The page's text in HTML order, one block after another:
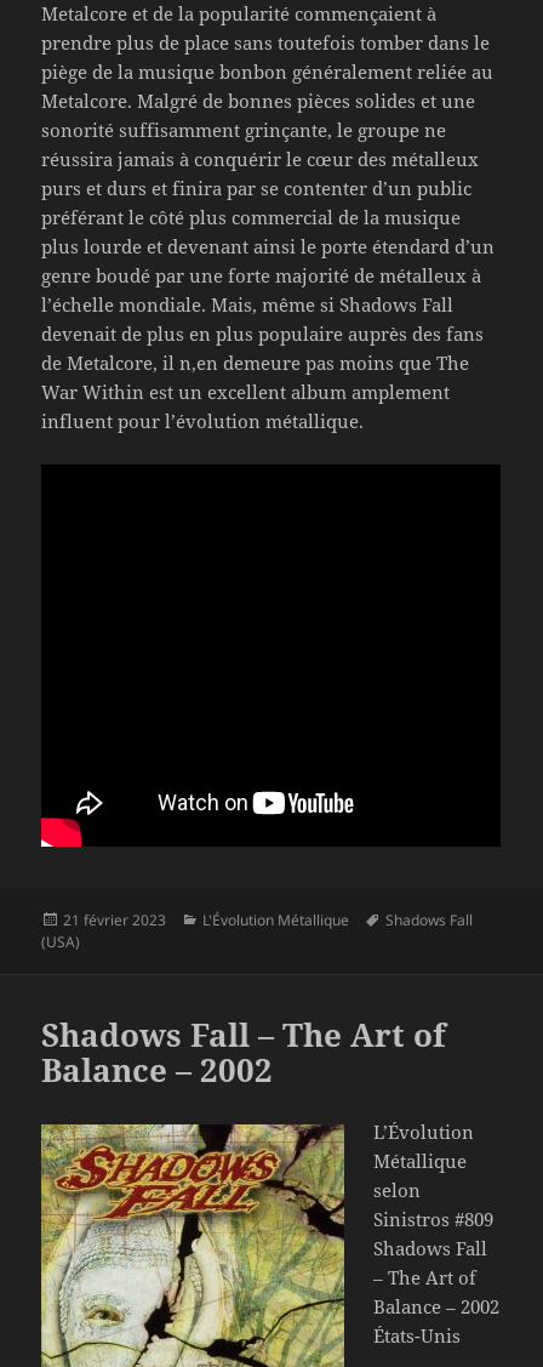
Metalcore et de la popularité commençaient à
prendre plus de place sans toutefois tomber dans le
piège de la musique bonbon généralement reliée au
Metalcore. Malgré de bonnes pièces solides et une
sonorité suffisamment grinçante, le groupe ne
réussira jamais à conquérir le cœur des métalleux
purs et durs et finira par se contenter d’un public
préférant le côté plus commercial de la musique
plus lourde et devenant ainsi le porte étendard d’un
genre boudé par une forte majorité de métalleux à
l’échelle mondiale. Mais, même si Shadows Fall
devenait de plus en plus populaire auprès des fans
de Metalcore, il n,en demeure pas moins que The
War Within est un excellent album amplement
influent pour l’évolution métallique.
Publié
le
21 février 2023 Catégories
L'Évolution Métallique
Mots-
Shadows Fall
(USA)
Shadows Fall – The Art of
Balance – 2002
L’Évolution
Métallique
selon
Sinistros #809
Shadows Fall
– The Art of
Balance – 2002
États-Unis